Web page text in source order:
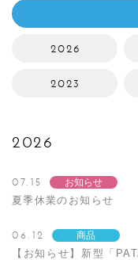
2026
2023
2026
07.15 お知らせ
夏季休業のお知らせ
06.12 商品
【お知らせ】新型「